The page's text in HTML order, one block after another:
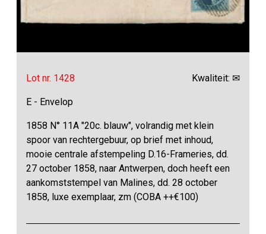
Lot nr. 1428 Kwaliteit: ✉
E - Envelop
1858 N° 11A "20c. blauw", volrandig met klein
spoor van rechtergebuur, op brief met inhoud,
mooie centrale afstempeling D.16-Frameries, dd.
27 october 1858, naar Antwerpen, doch heeft een
aankomststempel van Malines, dd. 28 october
1858, luxe exemplaar, zm (COBA ++€100)